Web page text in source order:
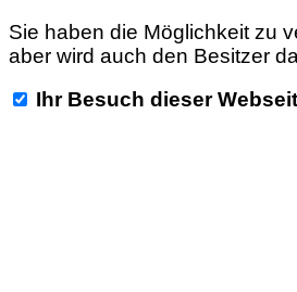
Sie haben die Möglichkeit zu
aber wird auch den Besitzer
Ihr Besuch dieser